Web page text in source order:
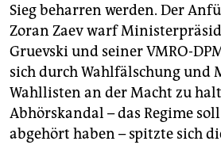
Sieg beharren werden. Der
Zoran Zaev warf
Gruevski und seiner VMRO-
sich durch Wahlfälschung und
Wahllisten an der Macht zu
Abhörskandal – das Regime
abgehört haben – spitzte sich